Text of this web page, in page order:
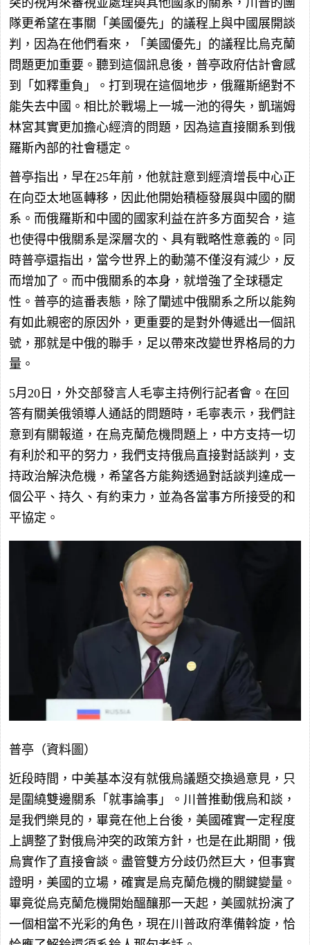
突的視角來審視並處理與其他國家的關系，川普的團
隊更希望在事關「美國優先」的議程上與中國展開談
判，因為在他們看來，「美國優先」的議程比烏克蘭
問題更加重要。聽到這個訊息後，普亭政府估計會感
到「如釋重負」。打到現在這個地步，俄羅斯絕對不
能失去中國。相比於戰場上一城一池的得失，凱瑞姆
林宮其實更加擔心經濟的問題，因為這直接關系到俄
羅斯內部的社會穩定。
普亭指出，早在25年前，他就註意到經濟增長中心正
在向亞太地區轉移，因此他開始積極發展與中國的關
系。而俄羅斯和中國的國家利益在許多方面契合，這
也使得中俄關系是深層次的、具有戰略性意義的。同
時普亭還指出，當今世界上的動蕩不僅沒有減少，反
而增加了。而中俄關系的本身，就增強了全球穩定
性。普亭的這番表態，除了闡述中俄關系之所以能夠
有如此親密的原因外，更重要的是對外傳遞出一個訊
號，那就是中俄的聯手，足以帶來改變世界格局的力
量。
5月20日，外交部發言人毛寧主持例行記者會。在回
答有關美俄領導人通話的問題時，毛寧表示，我們註
意到有關報道，在烏克蘭危機問題上，中方支持一切
有利於和平的努力，我們支持俄烏直接對話談判，支
持政治解決危機，希望各方能夠透過對話談判達成一
個公平、持久、有約束力，並為各當事方所接受的和
平協定。
普亭（資料圖）
近段時間，中美基本沒有就俄烏議題交換過意見，只
是圍繞雙邊關系「就事論事」。川普推動俄烏和談，
是我們樂見的，畢竟在他上台後，美國確實一定程度
上調整了對俄烏沖突的政策方針，也是在此期間，俄
烏實作了直接會談。盡管雙方分歧仍然巨大，但事實
證明，美國的立場，確實是烏克蘭危機的關鍵變量。
畢竟從烏克蘭危機開始醞釀那一天起，美國就扮演了
一個相當不光彩的角色，現在川普政府準備斡旋，恰